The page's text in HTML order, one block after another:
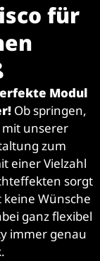
für
Modul
Ob springen,
unserer
zum
einer Vielzahl
sorgt
Wünsche
ganz flexibel
immer genau